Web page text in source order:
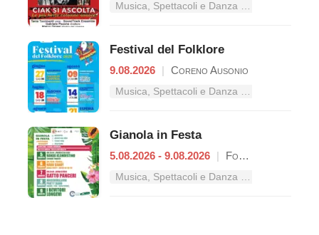
Musica, Spettacoli e Danza nel Lazio
Festival del Folklore
9.08.2026 | Coreno Ausonio
Musica, Spettacoli e Danza nel Lazio
Gianola in Festa
5.08.2026 - 9.08.2026 | Formia
Musica, Spettacoli e Danza nel Lazio